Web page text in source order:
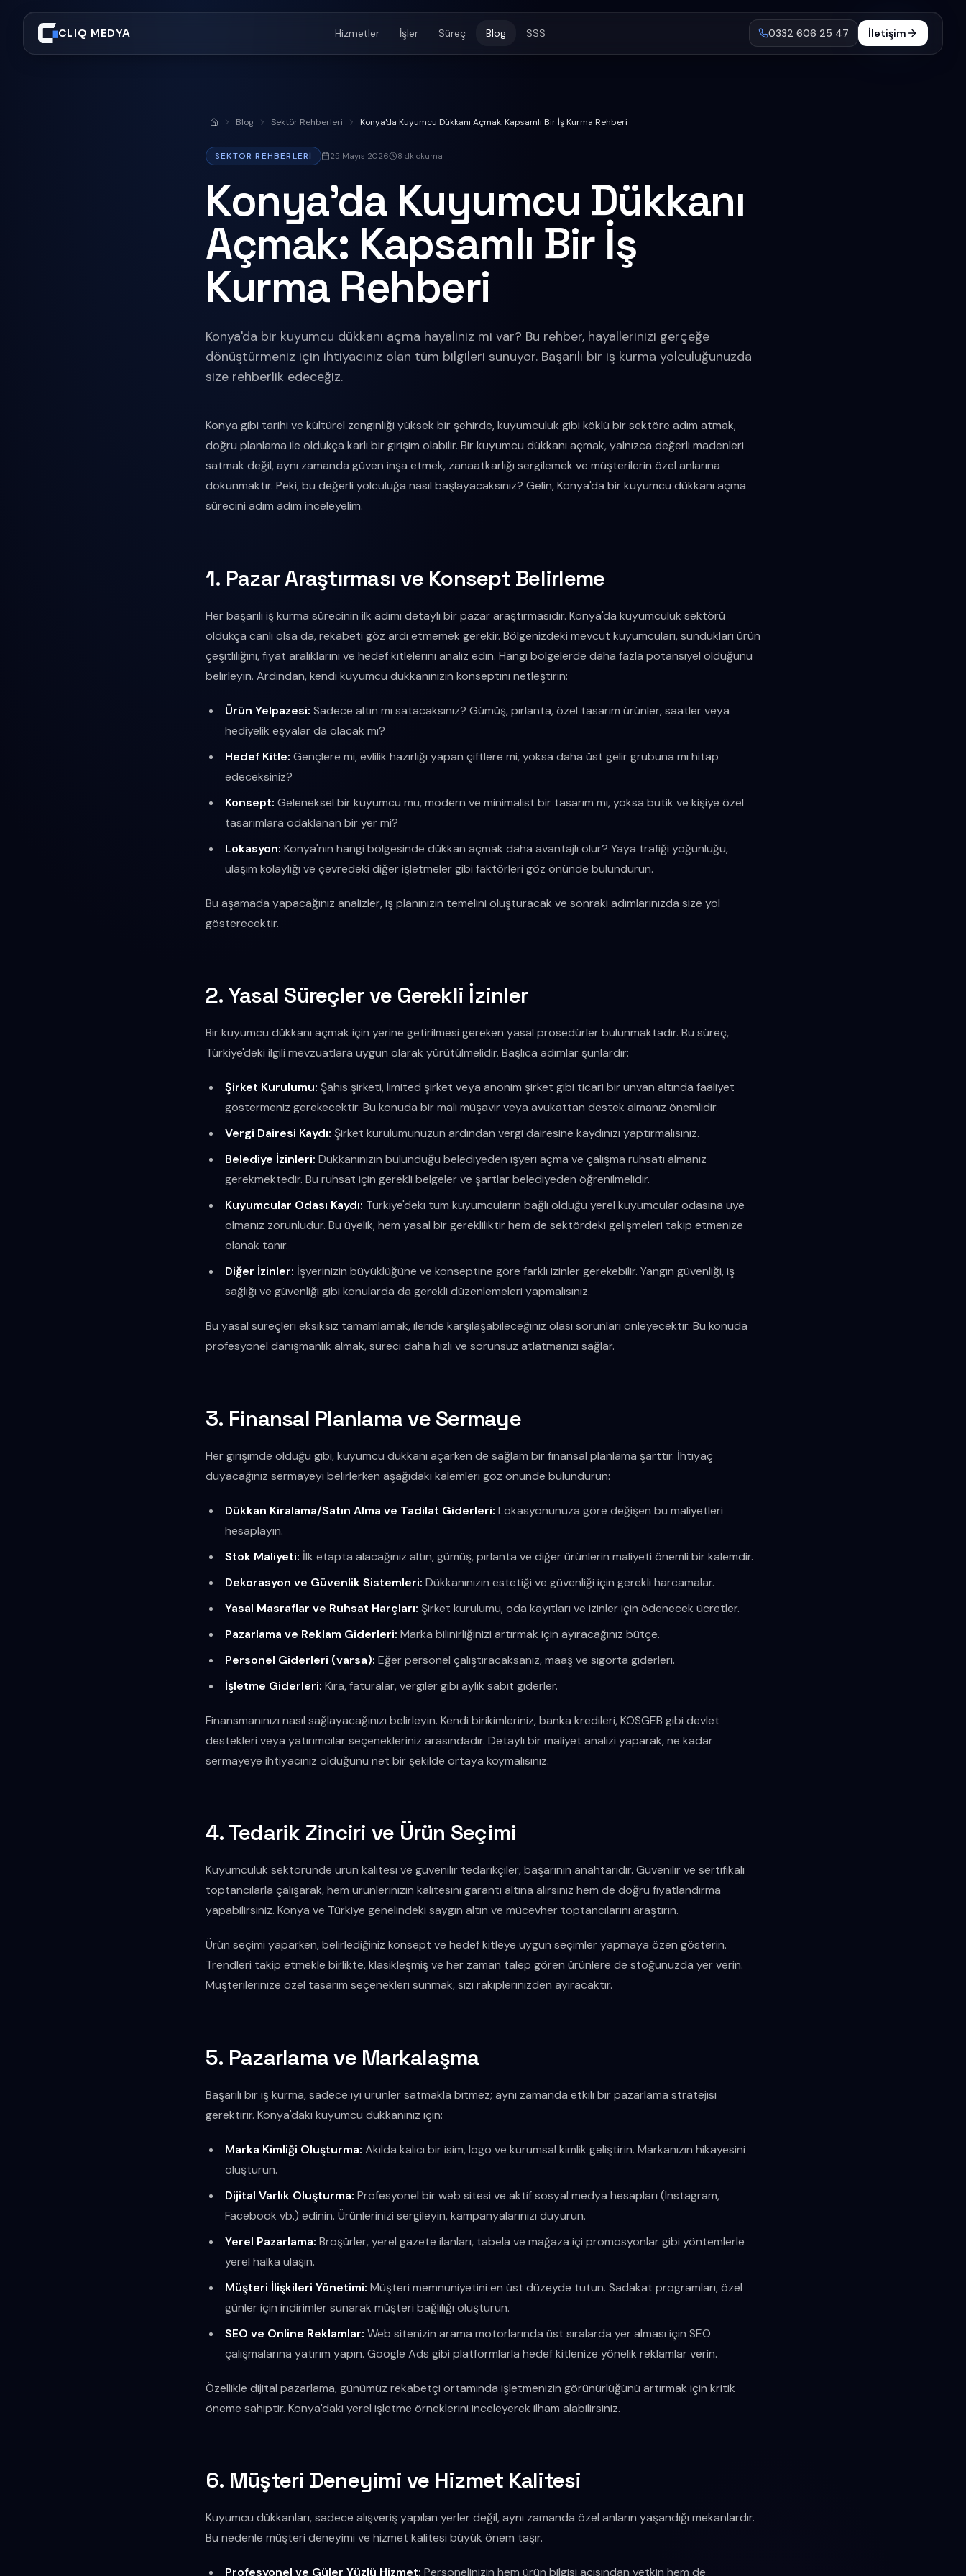
CLIQ MEDYA Hizmetler İşler Süreç Blog SSS 0332 606 25 47 İletişim
Anasayfa
Blog Sektör Rehberleri Konya'da Kuyumcu Dükkanı Açmak: Kapsamlı Bir İş Kurma Rehberi
SEKTÖR REHBERLERI 25 Mayıs 2026 8 dk okuma
Konya'da Kuyumcu Dükkanı
Açmak: Kapsamlı Bir İş
Kurma Rehberi
Konya'da bir kuyumcu dükkanı açma hayaliniz mi var? Bu rehber, hayallerinizi gerçeğe
dönüştürmeniz için ihtiyacınız olan tüm bilgileri sunuyor. Başarılı bir iş kurma yolculuğunuzda
size rehberlik edeceğiz.
Konya gibi tarihi ve kültürel zenginliği yüksek bir şehirde, kuyumculuk gibi köklü bir sektöre adım atmak,
doğru planlama ile oldukça karlı bir girişim olabilir. Bir kuyumcu dükkanı açmak, yalnızca değerli madenleri
satmak değil, aynı zamanda güven inşa etmek, zanaatkarlığı sergilemek ve müşterilerin özel anlarına
dokunmaktır. Peki, bu değerli yolculuğa nasıl başlayacaksınız? Gelin, Konya'da bir kuyumcu dükkanı açma
sürecini adım adım inceleyelim.
1. Pazar Araştırması ve Konsept Belirleme
Her başarılı iş kurma sürecinin ilk adımı detaylı bir pazar araştırmasıdır. Konya'da kuyumculuk sektörü
oldukça canlı olsa da, rekabeti göz ardı etmemek gerekir. Bölgenizdeki mevcut kuyumcuları, sundukları ürün
çeşitliliğini, fiyat aralıklarını ve hedef kitlelerini analiz edin. Hangi bölgelerde daha fazla potansiyel olduğunu
belirleyin. Ardından, kendi kuyumcu dükkanınızın konseptini netleştirin:
Ürün Yelpazesi: Sadece altın mı satacaksınız? Gümüş, pırlanta, özel tasarım ürünler, saatler veya
hediyelik eşyalar da olacak mı?
Hedef Kitle: Gençlere mi, evlilik hazırlığı yapan çiftlere mi, yoksa daha üst gelir grubuna mı hitap
edeceksiniz?
Konsept: Geleneksel bir kuyumcu mu, modern ve minimalist bir tasarım mı, yoksa butik ve kişiye özel
tasarımlara odaklanan bir yer mi?
Lokasyon: Konya'nın hangi bölgesinde dükkan açmak daha avantajlı olur? Yaya trafiği yoğunluğu,
ulaşım kolaylığı ve çevredeki diğer işletmeler gibi faktörleri göz önünde bulundurun.
Bu aşamada yapacağınız analizler, iş planınızın temelini oluşturacak ve sonraki adımlarınızda size yol
gösterecektir.
2. Yasal Süreçler ve Gerekli İzinler
Bir kuyumcu dükkanı açmak için yerine getirilmesi gereken yasal prosedürler bulunmaktadır. Bu süreç,
Türkiye'deki ilgili mevzuatlara uygun olarak yürütülmelidir. Başlıca adımlar şunlardır:
Şirket Kurulumu: Şahıs şirketi, limited şirket veya anonim şirket gibi ticari bir unvan altında faaliyet
göstermeniz gerekecektir. Bu konuda bir mali müşavir veya avukattan destek almanız önemlidir.
Vergi Dairesi Kaydı: Şirket kurulumunuzun ardından vergi dairesine kaydınızı yaptırmalısınız.
Belediye İzinleri: Dükkanınızın bulunduğu belediyeden işyeri açma ve çalışma ruhsatı almanız
gerekmektedir. Bu ruhsat için gerekli belgeler ve şartlar belediyeden öğrenilmelidir.
Kuyumcular Odası Kaydı: Türkiye'deki tüm kuyumcuların bağlı olduğu yerel kuyumcular odasına üye
olmanız zorunludur. Bu üyelik, hem yasal bir gerekliliktir hem de sektördeki gelişmeleri takip etmenize
olanak tanır.
Diğer İzinler: İşyerinizin büyüklüğüne ve konseptine göre farklı izinler gerekebilir. Yangın güvenliği, iş
sağlığı ve güvenliği gibi konularda da gerekli düzenlemeleri yapmalısınız.
Bu yasal süreçleri eksiksiz tamamlamak, ileride karşılaşabileceğiniz olası sorunları önleyecektir. Bu konuda
profesyonel danışmanlık almak, süreci daha hızlı ve sorunsuz atlatmanızı sağlar.
3. Finansal Planlama ve Sermaye
Her girişimde olduğu gibi, kuyumcu dükkanı açarken de sağlam bir finansal planlama şarttır. İhtiyaç
duyacağınız sermayeyi belirlerken aşağıdaki kalemleri göz önünde bulundurun:
Dükkan Kiralama/Satın Alma ve Tadilat Giderleri: Lokasyonunuza göre değişen bu maliyetleri
hesaplayın.
Stok Maliyeti: İlk etapta alacağınız altın, gümüş, pırlanta ve diğer ürünlerin maliyeti önemli bir kalemdir.
Dekorasyon ve Güvenlik Sistemleri: Dükkanınızın estetiği ve güvenliği için gerekli harcamalar.
Yasal Masraflar ve Ruhsat Harçları: Şirket kurulumu, oda kayıtları ve izinler için ödenecek ücretler.
Pazarlama ve Reklam Giderleri: Marka bilinirliğinizi artırmak için ayıracağınız bütçe.
Personel Giderleri (varsa): Eğer personel çalıştıracaksanız, maaş ve sigorta giderleri.
İşletme Giderleri: Kira, faturalar, vergiler gibi aylık sabit giderler.
Finansmanınızı nasıl sağlayacağınızı belirleyin. Kendi birikimleriniz, banka kredileri, KOSGEB gibi devlet
destekleri veya yatırımcılar seçenekleriniz arasındadır. Detaylı bir maliyet analizi yaparak, ne kadar
sermayeye ihtiyacınız olduğunu net bir şekilde ortaya koymalısınız.
4. Tedarik Zinciri ve Ürün Seçimi
Kuyumculuk sektöründe ürün kalitesi ve güvenilir tedarikçiler, başarının anahtarıdır. Güvenilir ve sertifikalı
toptancılarla çalışarak, hem ürünlerinizin kalitesini garanti altına alırsınız hem de doğru fiyatlandırma
yapabilirsiniz. Konya ve Türkiye genelindeki saygın altın ve mücevher toptancılarını araştırın.
Ürün seçimi yaparken, belirlediğiniz konsept ve hedef kitleye uygun seçimler yapmaya özen gösterin.
Trendleri takip etmekle birlikte, klasikleşmiş ve her zaman talep gören ürünlere de stoğunuzda yer verin.
Müşterilerinize özel tasarım seçenekleri sunmak, sizi rakiplerinizden ayıracaktır.
5. Pazarlama ve Markalaşma
Başarılı bir iş kurma, sadece iyi ürünler satmakla bitmez; aynı zamanda etkili bir pazarlama stratejisi
gerektirir. Konya'daki kuyumcu dükkanınız için:
Marka Kimliği Oluşturma: Akılda kalıcı bir isim, logo ve kurumsal kimlik geliştirin. Markanızın hikayesini
oluşturun.
Dijital Varlık Oluşturma: Profesyonel bir web sitesi ve aktif sosyal medya hesapları (Instagram,
Facebook vb.) edinin. Ürünlerinizi sergileyin, kampanyalarınızı duyurun.
Yerel Pazarlama: Broşürler, yerel gazete ilanları, tabela ve mağaza içi promosyonlar gibi yöntemlerle
yerel halka ulaşın.
Müşteri İlişkileri Yönetimi: Müşteri memnuniyetini en üst düzeyde tutun. Sadakat programları, özel
günler için indirimler sunarak müşteri bağlılığı oluşturun.
SEO ve Online Reklamlar: Web sitenizin arama motorlarında üst sıralarda yer alması için SEO
çalışmalarına yatırım yapın. Google Ads gibi platformlarla hedef kitlenize yönelik reklamlar verin.
Özellikle dijital pazarlama, günümüz rekabetçi ortamında işletmenizin görünürlüğünü artırmak için kritik
öneme sahiptir. Konya'daki yerel işletme örneklerini inceleyerek ilham alabilirsiniz.
6. Müşteri Deneyimi ve Hizmet Kalitesi
Kuyumcu dükkanları, sadece alışveriş yapılan yerler değil, aynı zamanda özel anların yaşandığı mekanlardır.
Bu nedenle müşteri deneyimi ve hizmet kalitesi büyük önem taşır.
Profesyonel ve Güler Yüzlü Hizmet: Personelinizin hem ürün bilgisi açısından yetkin hem de